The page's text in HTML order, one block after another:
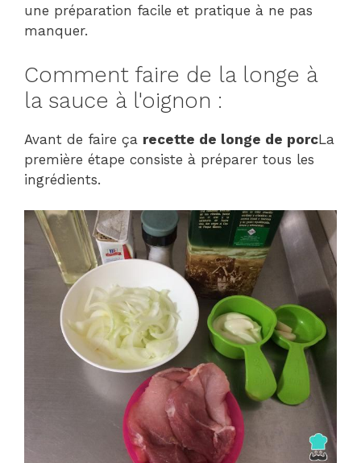
une préparation facile et pratique à ne pas
manquer.
Comment faire de la longe à
la sauce à l'oignon :
Avant de faire ça recette de longe de porcLa
première étape consiste à préparer tous les
ingrédients.